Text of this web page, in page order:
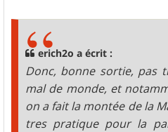
erich2o a écrit :
Donc, bonne sortie, pas
mal de monde, et
on a fait la montée de la
tres pratique pour la